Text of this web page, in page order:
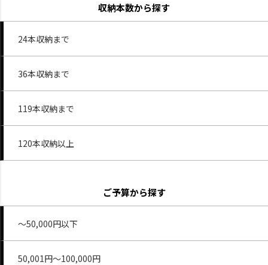
収納本数から探す
24本収納まで
36本収納まで
119本収納まで
120本収納以上
ご予算から探す
～50,000円以下
50,001円～100,000円